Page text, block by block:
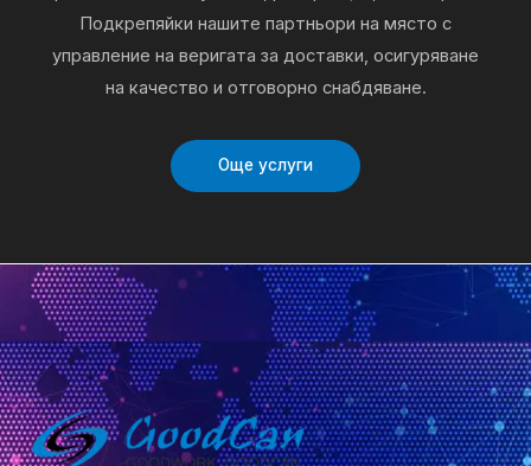
Подкрепяйки нашите партньори на място с
управление на веригата за доставки, осигуряване
на качество и отговорно снабдяване.
Още услуги